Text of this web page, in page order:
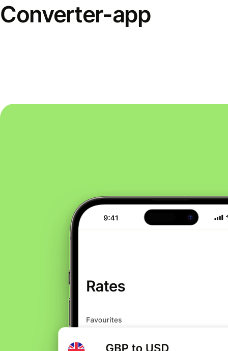
Converter-app